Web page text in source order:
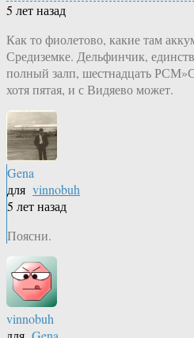
5 лет назад
Как то фиолетово, какие там
Средиземке. Дельфинчик,
полный залп, шестнадцать
хотя пятая, и с Видяево может.
Gena
для vinnobuh
5 лет назад
Поясни.
vinnobuh